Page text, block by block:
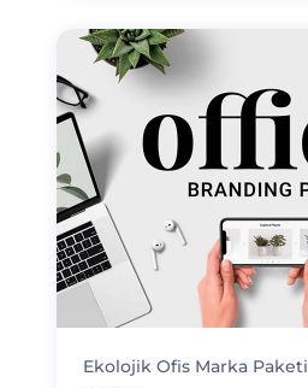
Ekolojik Ofis Marka Paketi